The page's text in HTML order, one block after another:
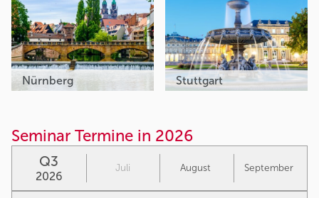
Nürnberg Stuttgart
Seminar Termine in 2026
Q3
2026
Juli August September